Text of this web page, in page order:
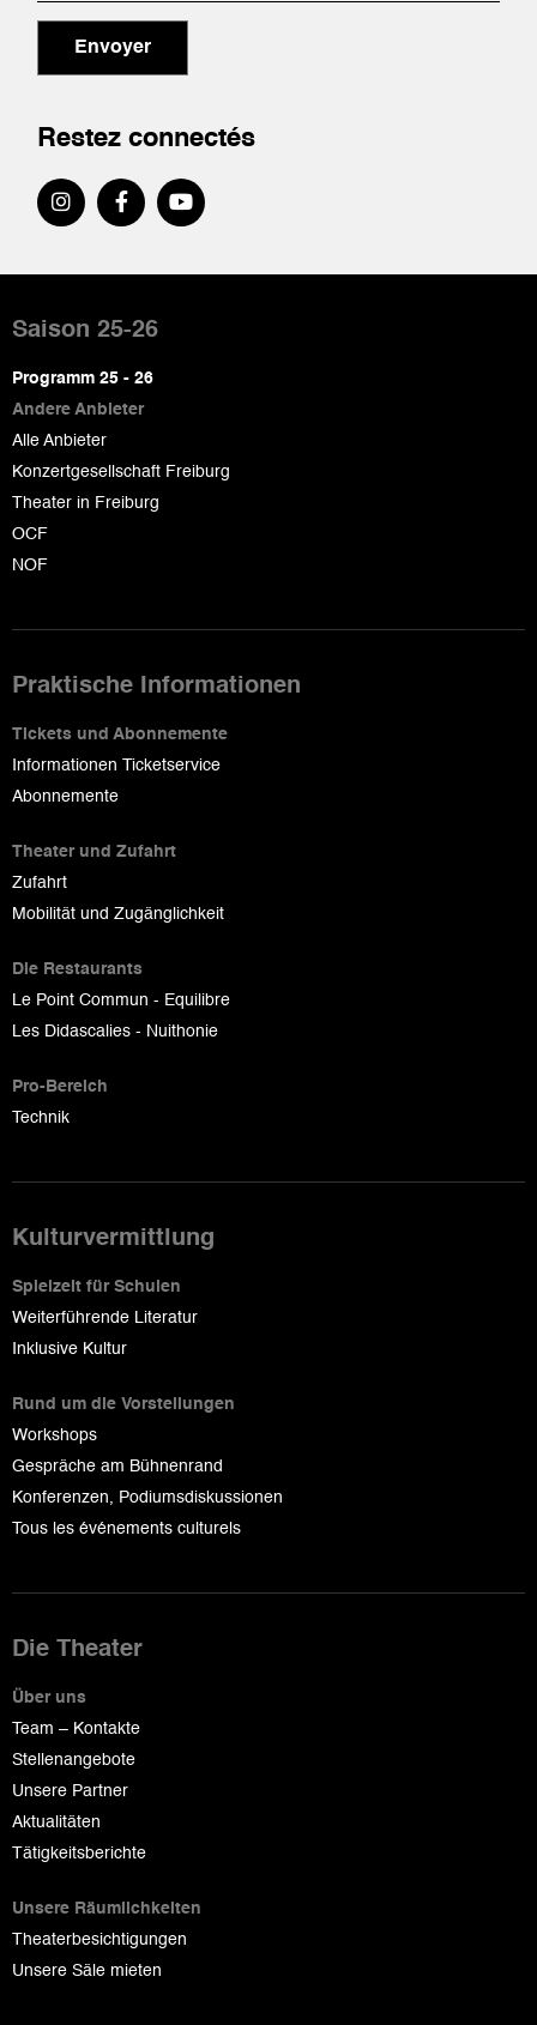
Envoyer
Restez connectés
de
page
Saison 25-26
Programm 25 - 26
Andere Anbieter
Alle Anbieter
Konzertgesellschaft Freiburg
Theater in Freiburg
OCF
NOF
Praktische Informationen
Tickets und Abonnemente
Informationen Ticketservice
Abonnemente
Theater und Zufahrt
Zufahrt
Mobilität und Zugänglichkeit
Die Restaurants
Le Point Commun - Equilibre
Les Didascalies - Nuithonie
Pro-Bereich
Technik
Kulturvermittlung
Spielzeit für Schulen
Weiterführende Literatur
Inklusive Kultur
Rund um die Vorstellungen
Workshops
Gespräche am Bühnenrand
Konferenzen, Podiumsdiskussionen
Tous les événements culturels
Die Theater
Über uns
Team – Kontakte
Stellenangebote
Unsere Partner
Aktualitäten
Tätigkeitsberichte
Unsere Räumlichkeiten
Theaterbesichtigungen
Unsere Säle mieten